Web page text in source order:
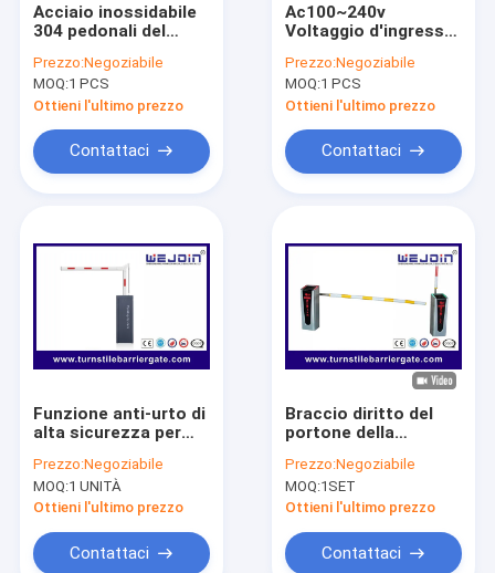
Acciaio inossidabile
304 pedonali del
1200*200*980mm
della barriera
dell'oscillazione di
DC24V
Prezzo:Negoziabile
MOQ:1 PCS
Ottieni l'ultimo prezzo
Contattaci
Ac100~240v
Voltaggio d'ingresso
0,2~1 secondi
Velocità di apertura e
chiusura regolabile
Prezzo:Negoziabile
MOQ:1 PCS
Ottieni l'ultimo prezzo
Contattaci
Funzione anti-urto di
alta sicurezza per
barriera intelligente
di rilascio manuale
Prezzo:Negoziabile
MOQ:1 UNITÀ
Ottieni l'ultimo prezzo
Contattaci
Braccio diritto del
portone della
inossidabile SUS304
a basso rumore per il
casello della strada
Prezzo:Negoziabile
MOQ:1SET
Ottieni l'ultimo prezzo
Contattaci